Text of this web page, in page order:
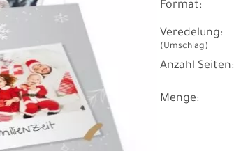
Format:
Veredelung:
(Umschlag)
Anzahl Seiten:
Menge: